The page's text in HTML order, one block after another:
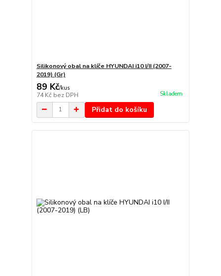
Silikonový obal na klíče HYUNDAI i10 I/II (2007-
2019) (Gr)
89 Kč/kus
74 Kč bez DPH Skladem
Přidat do košíku